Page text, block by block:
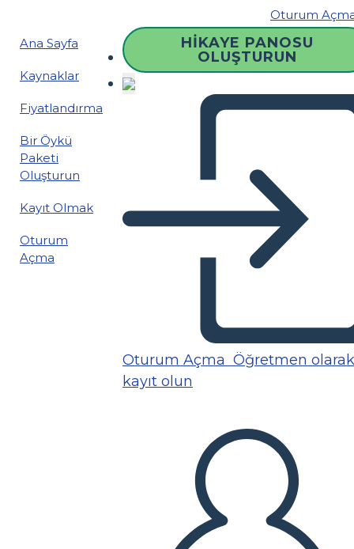
Oturum
Ana Sayfa
Kaynaklar
Fiyatlandırma
Bir Öykü
Paketi
Oluşturun
Kayıt Olmak
Oturum
Açma
HIKAYE PANOSU
OLUŞTURUN
Oturum Açma Öğretmen olarak
kayıt olun